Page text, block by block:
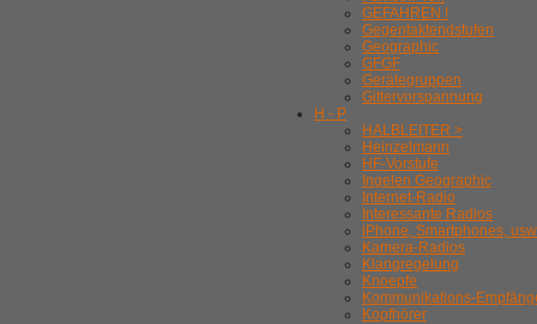
GEFAHREN !
Gegentaktendstufen
Geographic
GFGF
Gerätegruppen
Gittervorspannung
H - P
HALBLEITER >
Heinzelmann
HF-Vorstufe
Ingelen Geographic
Internet-Radio
Interessante Radios
iPhone, Smartphones,
Kamera-Radios
Klangregelung
Knoepfe
Kommunikations-
Kopfhörer